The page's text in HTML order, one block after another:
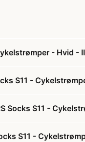
- Hvid -
S11 -
Socks S11 -
S11 -